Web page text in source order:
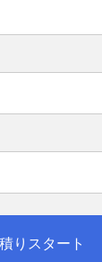
りスタート